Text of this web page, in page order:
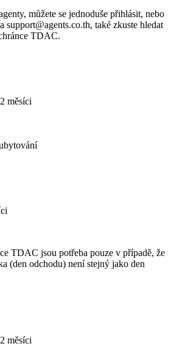
můžete se jednoduše přihlásit, nebo
support@agents.co.th, také zkuste hledat
TDAC.
měsíci
TDAC jsou potřeba pouze v případě, že
(den odchodu) není stejný jako den
měsíci